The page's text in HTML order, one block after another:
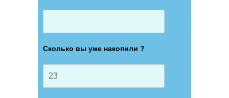
Сколько вы уже накопили ?